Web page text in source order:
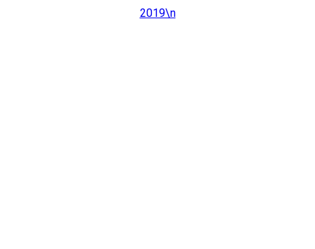
2019\n